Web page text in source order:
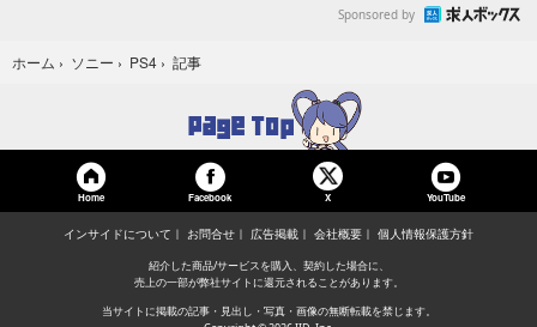
Sponsored by
ホーム › ソニー › PS4 › 記事
Home Facebook X YouTube
インサイドについて お問合せ 広告掲載 会社概要 個人情報保護方針
紹介した商品/サービスを購入、契約した場合に、
売上の一部が弊社サイトに還元されることがあります。
当サイトに掲載の記事・見出し・写真・画像の無断転載を禁じます。